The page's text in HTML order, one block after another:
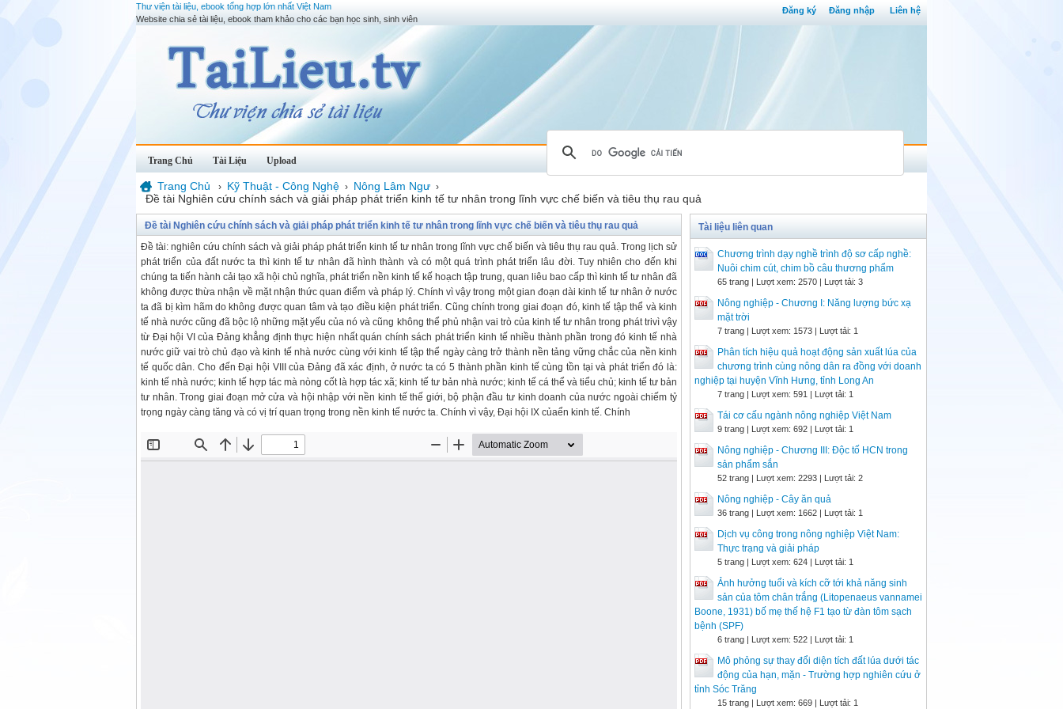
Đăng ký Đăng nhập Liên hệ
Thư viện tài liệu, ebook tổng hợp lớn nhất Việt Nam
Website chia sẻ tài liệu, ebook tham khảo cho các bạn học sinh, sinh viên
Trang Chủ Tài Liệu Upload
Trang Chủ › Kỹ Thuật - Công Nghệ › Nông Lâm Ngư ›
Đề tài Nghiên cứu chính sách và giải pháp phát triển kinh tế tư nhân trong lĩnh vực chế biến và tiêu thụ rau quả
Đề tài Nghiên cứu chính sách và giải pháp phát triển kinh tế tư nhân trong lĩnh vực chế biến và tiêu thụ rau quả
Đề tài: nghiên cứu chính sách và giải pháp phát triển kinh tế tư nhân trong lĩnh vực chế biến và tiêu thụ rau quả. Trong lịch sử
phát triển của đất nước ta thì kinh tế tư nhân đã hình thành và có một quá trình phát triển lâu đời. Tuy nhiên cho đến khi
chúng ta tiến hành cải tạo xã hội chủ nghĩa, phát triển nền kinh tế kế hoạch tập trung, quan liêu bao cấp thì kinh tế tư nhân đã
không được thừa nhận về mặt nhận thức quan điểm và pháp lý. Chính vì vậy trong một gian đoạn dài kinh tế tư nhân ở nước
ta đã bị kìm hãm do không được quan tâm và tạo điều kiện phát triển. Cũng chính trong giai đoạn đó, kinh tế tập thể và kinh
tế nhà nước cũng đã bộc lộ những mặt yếu của nó và cũng không thể phủ nhận vai trò của kinh tế tư nhân trong phát trivì vậy
từ Đại hội VI của Đảng khẳng định thực hiện nhất quán chính sách phát triển kinh tế nhiều thành phần trong đó kinh tế nhà
nước giữ vai trò chủ đạo và kinh tế nhà nước cùng với kinh tế tập thể ngày càng trở thành nền tảng vững chắc của nền kinh
tế quốc dân. Cho đến Đại hội VIII của Đảng đã xác định, ở nước ta có 5 thành phần kinh tế cùng tồn tại và phát triển đó là:
kinh tế nhà nước; kinh tế hợp tác mà nòng cốt là hợp tác xã; kinh tế tư bản nhà nước; kinh tế cá thể và tiểu chủ; kinh tế tư bản
tư nhân. Trong giai đoạn mở cửa và hội nhập với nền kinh tế thế giới, bộ phận đầu tư kinh doanh của nước ngoài chiếm tỷ
trọng ngày càng tăng và có vị trí quan trọng trong nền kinh tế nước ta. Chính vì vậy, Đại hội IX củaển kinh tế. Chính
Tài liệu liên quan
Chương trình dạy nghề trình độ sơ cấp nghề:
Nuôi chim cút, chim bồ câu thương phẩm
65 trang | Lượt xem: 2570 | Lượt tải: 3
Nông nghiệp - Chương I: Năng lượng bức xạ
mặt trời
7 trang | Lượt xem: 1573 | Lượt tải: 1
Phân tích hiệu quả hoạt động sản xuất lúa của
chương trình cùng nông dân ra đồng với doanh
nghiệp tại huyện Vĩnh Hưng, tỉnh Long An
7 trang | Lượt xem: 591 | Lượt tải: 1
Tái cơ cấu ngành nông nghiệp Việt Nam
9 trang | Lượt xem: 692 | Lượt tải: 1
Nông nghiệp - Chương III: Độc tố HCN trong
sản phẩm sắn
52 trang | Lượt xem: 2293 | Lượt tải: 2
Nông nghiệp - Cây ăn quả
36 trang | Lượt xem: 1662 | Lượt tải: 1
Dịch vụ công trong nông nghiệp Việt Nam:
Thực trạng và giải pháp
5 trang | Lượt xem: 624 | Lượt tải: 1
Ảnh hưởng tuổi và kích cỡ tới khả năng sinh
sản của tôm chân trắng (Litopenaeus vannamei
Boone, 1931) bố mẹ thế hệ F1 tạo từ đàn tôm sạch
bệnh (SPF)
6 trang | Lượt xem: 522 | Lượt tải: 1
Mô phỏng sự thay đổi diện tích đất lúa dưới tác
động của hạn, mặn - Trường hợp nghiên cứu ở
tỉnh Sóc Trăng
15 trang | Lượt xem: 669 | Lượt tải: 1